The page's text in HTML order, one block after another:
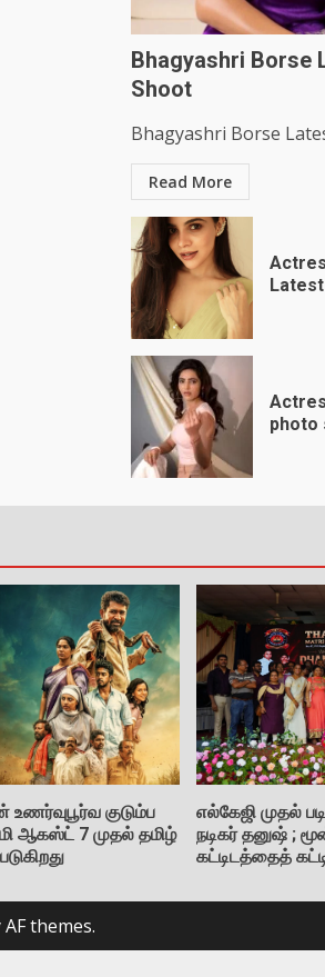
Bhagyashri Borse
Shoot
Bhagyashri Borse
Read More
Latest
photo
குடும்ப
ஆகஸ்ட் 7 முதல் தமிழ்
எல்கேஜி முதல்
நடிகர் தனுஷ் ;
கட்டிடத்தைத்
AF themes.